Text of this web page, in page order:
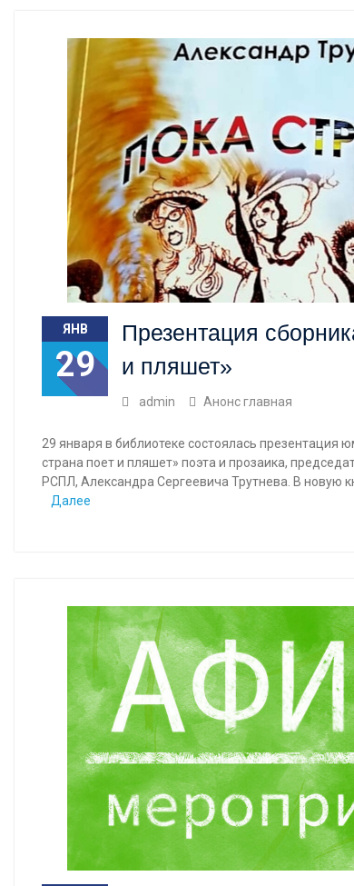
ЯНВ
29
Презентация
и пляшет»
admin Анонс главная
29 января в библиотеке состоялась презентация
страна поет и пляшет» поэта и прозаика,
РСПЛ, Александра Сергеевича Трутнева. В новую
Далее